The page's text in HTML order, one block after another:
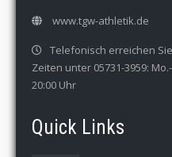
www.tgw-athletik.de
Telefonisch erreichen
Zeiten unter 05731-3959:
20:00 Uhr
Quick Links